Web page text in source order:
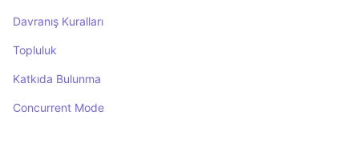
Davranış Kuralları
Topluluk
Katkıda Bulunma
Concurrent Mode